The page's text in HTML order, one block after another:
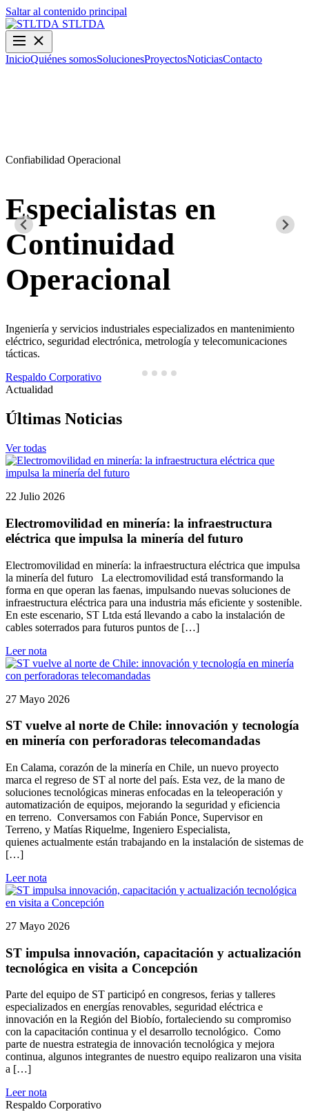
Saltar al contenido principal
STLTDA
InicioQuiénes somosSolucionesProyectosNoticiasContacto
Confiabilidad Operacional
Especialistas en
Continuidad
Operacional
Ingeniería y servicios industriales especializados en mantenimiento
eléctrico, seguridad electrónica, metrología y telecomunicaciones
tácticas.
Respaldo Corporativo
Actualidad
Últimas Noticias
Ver todas
22 Julio 2026
Electromovilidad en minería: la infraestructura
eléctrica que impulsa la minería del futuro
Electromovilidad en minería: la infraestructura eléctrica que impulsa
la minería del futuro La electromovilidad está transformando la
forma en que operan las faenas, impulsando nuevas soluciones de
infraestructura eléctrica para una industria más eficiente y sostenible.
En este escenario, ST Ltda está llevando a cabo la instalación de
cables soterrados para futuros puntos de […]
Leer nota
27 Mayo 2026
ST vuelve al norte de Chile: innovación y tecnología
en minería con perforadoras telecomandadas
En Calama, corazón de la minería en Chile, un nuevo proyecto
marca el regreso de ST al norte del país. Esta vez, de la mano de
soluciones tecnológicas mineras enfocadas en la teleoperación y
automatización de equipos, mejorando la seguridad y eficiencia
en terreno. Conversamos con Fabián Ponce, Supervisor en
Terreno, y Matías Riquelme, Ingeniero Especialista,
quienes actualmente están trabajando en la instalación de sistemas de
[…]
Leer nota
27 Mayo 2026
ST impulsa innovación, capacitación y actualización
tecnológica en visita a Concepción
Parte del equipo de ST participó en congresos, ferias y talleres
especializados en energías renovables, seguridad eléctrica e
innovación en la Región del Biobío, fortaleciendo su compromiso
con la capacitación continua y el desarrollo tecnológico. Como
parte de nuestra estrategia de innovación tecnológica y mejora
continua, algunos integrantes de nuestro equipo realizaron una visita
a […]
Leer nota
Respaldo Corporativo